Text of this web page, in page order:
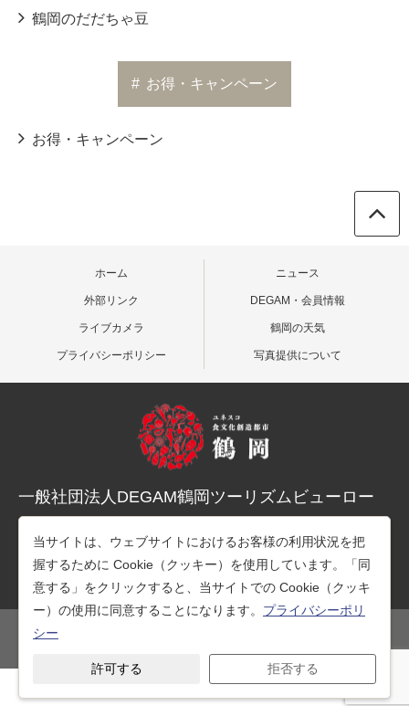
鶴岡のだだちゃ豆
# お得・キャンペーン
お得・キャンペーン
ホーム ニュース
外部リンク DEGAM・会員情報
ライブカメラ 鶴岡の天気
プライバシーポリシー 写真提供について
一般社団法人DEGAM鶴岡ツーリズムビューロー
TEL：0235-25-7678（観光案内）
TEL：0235-26-1218（事務所）
当サイトは、ウェブサイトにおけるお客様の利用状況を把
握するために Cookie（クッキー）を使用しています。「同
意する」をクリックすると、当サイトでの Cookie（クッキ
ー）の使用に同意することになります。 プライバシーポリ
シー
許可する 拒否する